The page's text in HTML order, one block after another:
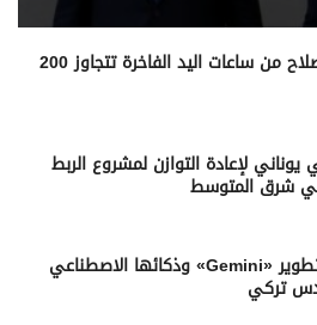
ثروة محمد صلاح من ساعات اليد الفاخرة تتجاوز 200
لإعادة التوازن لمشروع الربط
شرق المتوسط
جوجل تضع تطوير «Gemini» وذكائها الاصطناعي
تركي